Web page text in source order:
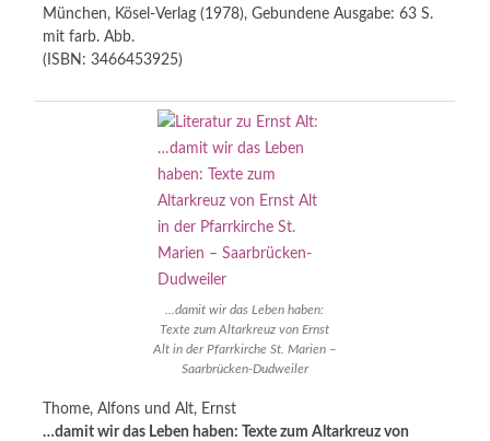
München, Kösel-Verlag (1978), Gebundene Ausgabe: 63 S.
mit farb. Abb.
(ISBN: 3466453925)
…damit wir das Leben haben:
Texte zum Altarkreuz von Ernst
Alt in der Pfarrkirche St. Marien –
Saarbrücken-Dudweiler
Thome, Alfons und Alt, Ernst
…damit wir das Leben haben: Texte zum Altarkreuz von